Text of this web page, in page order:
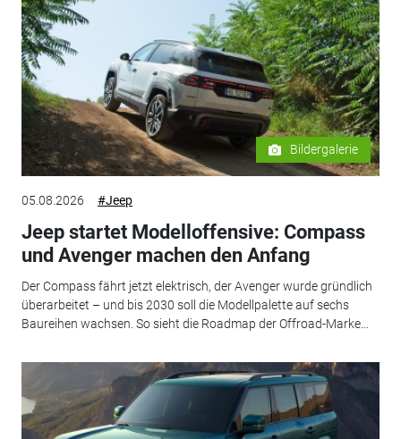
Bildergalerie
05.08.2026 #Jeep
Jeep startet Modelloffensive: Compass
und Avenger machen den Anfang
Der Compass fährt jetzt elektrisch, der Avenger wurde gründlich
überarbeitet – und bis 2030 soll die Modellpalette auf sechs
Baureihen wachsen. So sieht die Roadmap der Offroad-Marke...